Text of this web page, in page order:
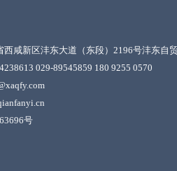
西咸新区沣东大道（东段）2196号沣东自
029-89545859 180 9255 0570
号